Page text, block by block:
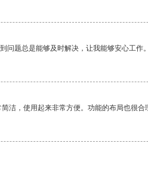
问题总是能够及时解决，让我能够安心工作。
洁，使用起来非常方便。功能的布局也很合